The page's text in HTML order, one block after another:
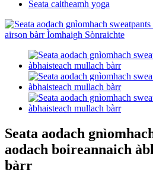
Seata caitheamh yoga
Seata aodach
aodach boireannaich
bàrr